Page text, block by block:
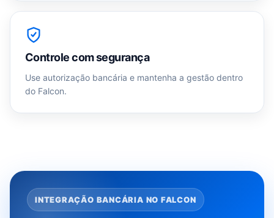
Controle com segurança
Use autorização bancária e mantenha a gestão dentro
do Falcon.
INTEGRAÇÃO BANCÁRIA NO FALCON